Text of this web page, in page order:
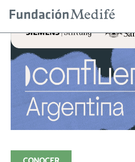
contenido
principal